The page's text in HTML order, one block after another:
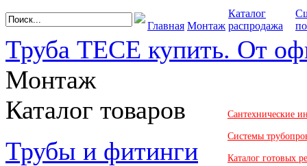
Главная Монтаж
Каталог
распродажа
Труба TECE купить. От
Монтаж
Каталог товаров
Трубы и фитинги
Сантехнические
Системы
Каталог готовых